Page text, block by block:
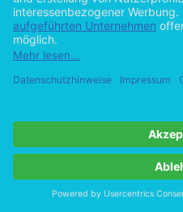
In: Chacón 2002, 210 („Der
darüber, den Schmerz nicht teilen
[74] Bernecker/Brinkmann 2007,
[75]Ebd., 234
Vgl. Bernecker 2005, 11 f
Bernecker/ Brinkmann 2007,